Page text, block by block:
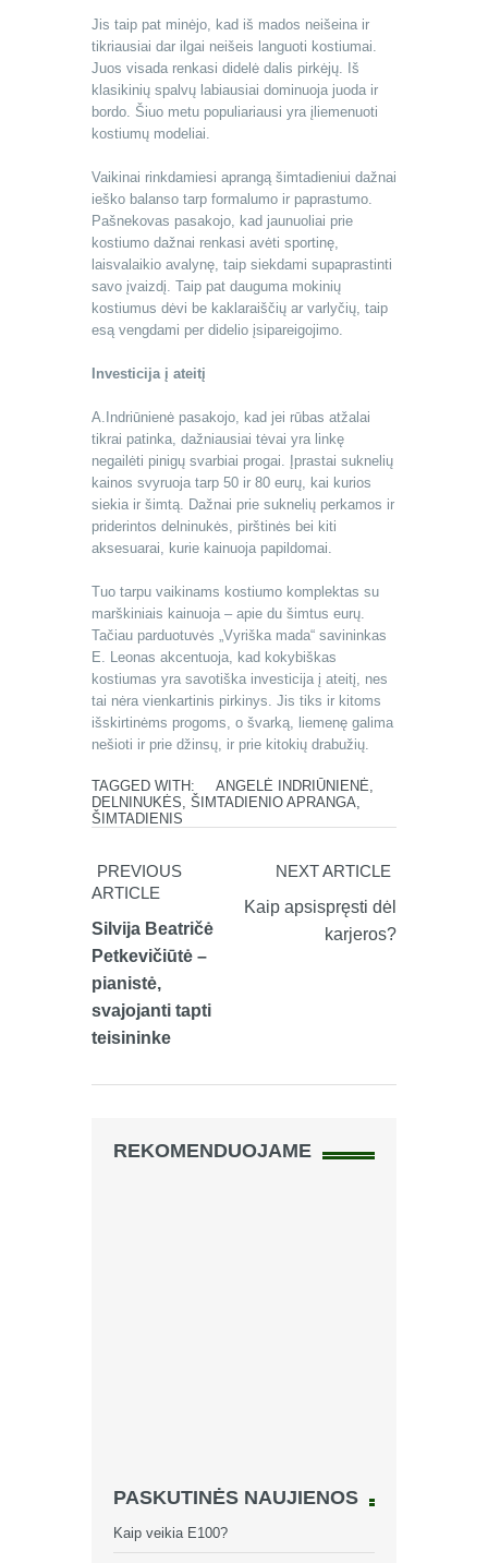
Jis taip pat minėjo, kad iš mados neišeina ir
tikriausiai dar ilgai neišeis languoti kostiumai.
Juos visada renkasi didelė dalis pirkėjų. Iš
klasikinių spalvų labiausiai dominuoja juoda ir
bordo. Šiuo metu populiariausi yra įliemenuoti
kostiumų modeliai.
Vaikinai rinkdamiesi aprangą šimtadieniui dažnai
ieško balanso tarp formalumo ir paprastumo.
Pašnekovas pasakojo, kad jaunuoliai prie
kostiumo dažnai renkasi avėti sportinę,
laisvalaikio avalynę, taip siekdami supaprastinti
savo įvaizdį. Taip pat dauguma mokinių
kostiumus dėvi be kaklaraiščių ar varlyčių, taip
esą vengdami per didelio įsipareigojimo.
Investicija į ateitį
A.Indriūnienė pasakojo, kad jei rūbas atžalai
tikrai patinka, dažniausiai tėvai yra linkę
negailėti pinigų svarbiai progai. Įprastai suknelių
kainos svyruoja tarp 50 ir 80 eurų, kai kurios
siekia ir šimtą. Dažnai prie suknelių perkamos ir
priderintos delninukės, pirštinės bei kiti
aksesuarai, kurie kainuoja papildomai.
Tuo tarpu vaikinams kostiumo komplektas su
marškiniais kainuoja – apie du šimtus eurų.
Tačiau parduotuvės „Vyriška mada“ savininkas
E. Leonas akcentuoja, kad kokybiškas
kostiumas yra savotiška investicija į ateitį, nes
tai nėra vienkartinis pirkinys. Jis tiks ir kitoms
išskirtinėms progoms, o švarką, liemenę galima
nešioti ir prie džinsų, ir prie kitokių drabužių.
TAGGED WITH: ANGELĖ INDRIŪNIENĖ,
DELNINUKĖS, ŠIMTADIENIO APRANGA,
ŠIMTADIENIS
PREVIOUS
ARTICLE
Silvija Beatričė
Petkevičiūtė –
pianistė,
svajojanti tapti
teisininke
NEXT ARTICLE
Kaip apsispręsti dėl
karjeros?
REKOMENDUOJAME
PASKUTINĖS NAUJIENOS
Kaip veikia E100?